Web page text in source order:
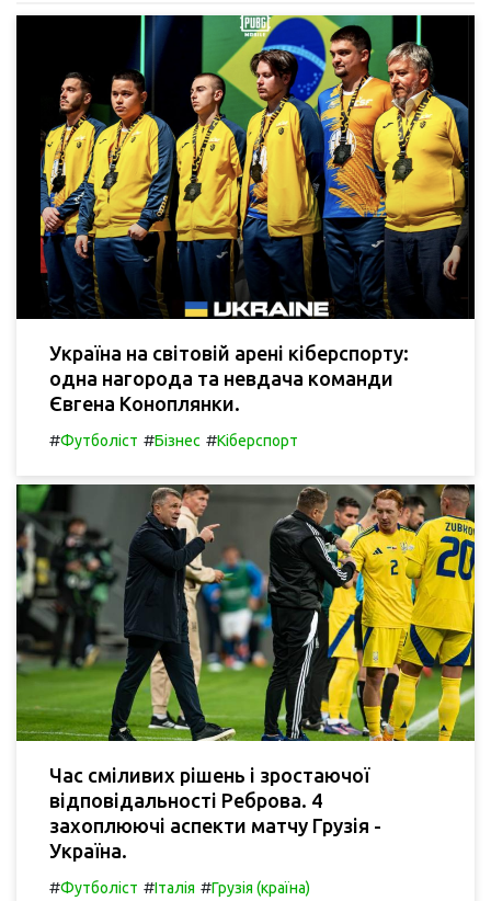
Україна на світовій арені кіберспорту:
одна нагорода та невдача команди
Євгена Коноплянки.
#Футболіст #Бізнес #Кіберспорт
Час сміливих рішень і зростаючої
відповідальності Реброва. 4
захоплюючі аспекти матчу Грузія -
Україна.
#Футболіст #Італія #Грузія (країна)